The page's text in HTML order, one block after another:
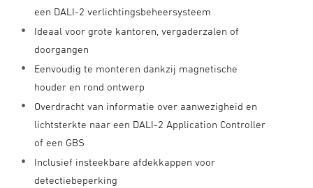
een DALI-2 verlichtingsbeheersysteem
Ideaal voor grote kantoren, vergaderzalen of
doorgangen
Eenvoudig te monteren dankzij magnetische
houder en rond ontwerp
Overdracht van informatie over aanwezigheid en
lichtsterkte naar een DALI-2 Application Controller
of een GBS
Inclusief insteekbare afdekkappen voor
detectiebeperking